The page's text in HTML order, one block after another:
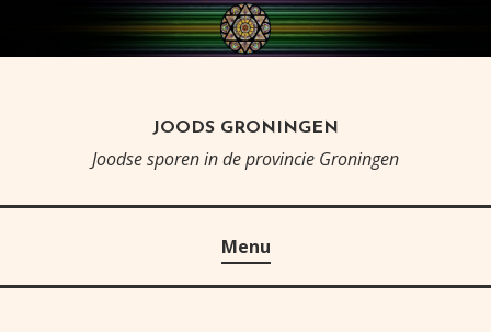
JOODS GRONINGEN
Joodse sporen in de provincie Groningen
Menu